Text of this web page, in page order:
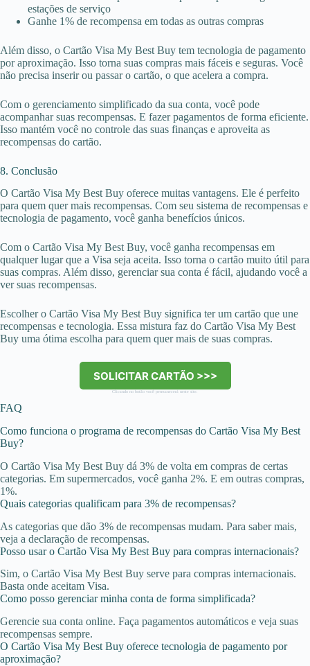
estações de serviço
Ganhe 1% de recompensa em todas as outras compras
Além disso, o Cartão Visa My Best Buy tem tecnologia de pagamento
por aproximação. Isso torna suas compras mais fáceis e seguras. Você
não precisa inserir ou passar o cartão, o que acelera a compra.
Com o gerenciamento simplificado da sua conta, você pode
acompanhar suas recompensas. E fazer pagamentos de forma eficiente.
Isso mantém você no controle das suas finanças e aproveita as
recompensas do cartão.
8. Conclusão
O Cartão Visa My Best Buy oferece muitas vantagens. Ele é perfeito
para quem quer mais recompensas. Com seu sistema de recompensas e
tecnologia de pagamento, você ganha benefícios únicos.
Com o Cartão Visa My Best Buy, você ganha recompensas em
qualquer lugar que a Visa seja aceita. Isso torna o cartão muito útil para
suas compras. Além disso, gerenciar sua conta é fácil, ajudando você a
ver suas recompensas.
Escolher o Cartão Visa My Best Buy significa ter um cartão que une
recompensas e tecnologia. Essa mistura faz do Cartão Visa My Best
Buy uma ótima escolha para quem quer mais de suas compras.
SOLICITAR CARTÃO >>>
Clicando no botão você permanecerá neste site.
FAQ
Como funciona o programa de recompensas do Cartão Visa My Best
Buy?
O Cartão Visa My Best Buy dá 3% de volta em compras de certas
categorias. Em supermercados, você ganha 2%. E em outras compras,
1%.
Quais categorias qualificam para 3% de recompensas?
As categorias que dão 3% de recompensas mudam. Para saber mais,
veja a declaração de recompensas.
Posso usar o Cartão Visa My Best Buy para compras internacionais?
Sim, o Cartão Visa My Best Buy serve para compras internacionais.
Basta onde aceitam Visa.
Como posso gerenciar minha conta de forma simplificada?
Gerencie sua conta online. Faça pagamentos automáticos e veja suas
recompensas sempre.
O Cartão Visa My Best Buy oferece tecnologia de pagamento por
aproximação?